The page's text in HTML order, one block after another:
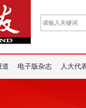
道 电子版杂志 人大代